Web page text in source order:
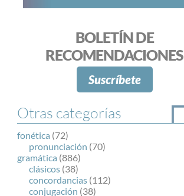
BOLETÍN DE
RECOMENDACIONES
Suscríbete
Otras categorías
fonética (72)
pronunciación (70)
gramática (886)
clásicos (38)
concordancias (112)
conjugación (38)